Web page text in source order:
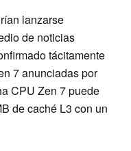
lanzarse
de noticias
tácitamente
7 anunciadas por
CPU Zen 7 puede
de caché L3 con un